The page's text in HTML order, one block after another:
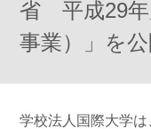
省 平成29年
事業）」を
学校法人国際大学